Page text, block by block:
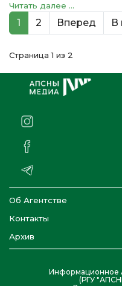
Читать далее ...
1 2 Вперед В
Страница 1 из 2
Об Агентстве
Контакты
Архив
Информационное
(РГУ